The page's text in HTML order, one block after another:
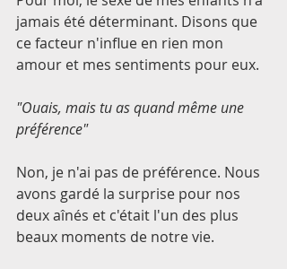
jamais été déterminant. Disons que
ce facteur n'influe en rien mon
amour et mes sentiments pour eux.
"Ouais, mais tu as quand même une
préférence"
Non, je n'ai pas de préférence. Nous
avons gardé la surprise pour nos
deux aînés et c'était l'un des plus
beaux moments de notre vie.